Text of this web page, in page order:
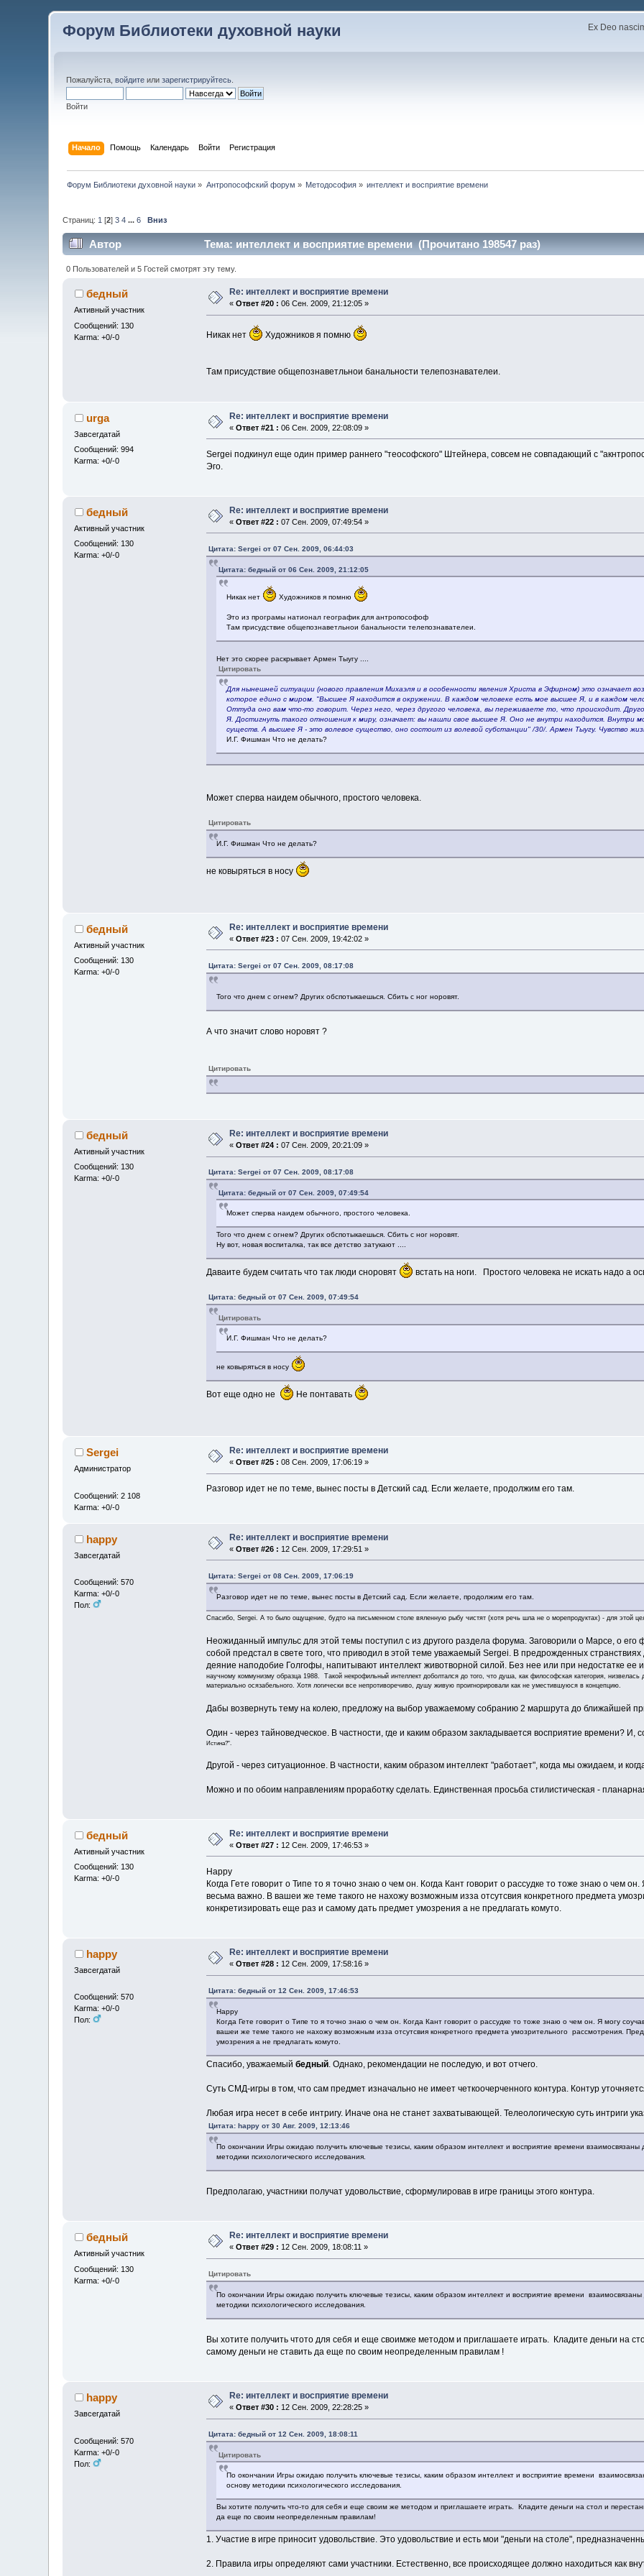
Форум Библиотеки духовной науки Ex Deo
Пожалуйста,войдите илизарегистрируйтесь
Войти
Начало Помощь Календарь Войти Регистрация
Форум Библиотеки духовной науки » Антропософский форум » Методософия » интеллект и восприятие времени
Страниц: 1 [2]3 4 ...6 Вниз
Автор Тема: интеллект и восприятие времени (Прочитано 198547 раз)
0 Пользователей и 5 Гостей смотрят эту тему.
бедный
Активный участник
Сообщений: 130
Karma: +0/-0
Re: интеллект и восприятие времени
«Ответ #20 : 06 Сен. 2009, 21:12:05 »
Никак нет Художников я помню
Tам присудствие общепознаветльнои банальности телепознавателеи.
urga
Завсегдатай
Сообщений: 994
Karma: +0/-0
Re: интеллект и восприятие времени
«Ответ #21 : 06 Сен. 2009, 22:08:09 »
Sergei подкинул еще один пример раннего "теософского" Штейнера, совсем не совпадающий с
Эго.
бедный
Активный участник
Сообщений: 130
Karma: +0/-0
Re: интеллект и восприятие времени
«Ответ #22 : 07 Сен. 2009, 07:49:54 »
Цитата: Sergei от 07 Сен. 2009, 06:44:03
Цитата: бедный от 06 Сен. 2009, 21:12:05
Никак нет Художников я помню
Это из програмы натионал географик для антропософоф
Tам присудствие общепознаветльнои банальности телепознавателеи.
Нет это скорее раскрывает Армен Тыугу ....
Цитировать
Для нынешней ситуации (нового правления Михаэля и в особенности явления Христа в Эфирном) это означает
которое едино с миром. "Высшее Я находится в окружении. В каждом человеке есть мое высшее Я, и в каждом
Оттуда оно вам что-то говорит. Через него, через другого человека, вы переживаете то, что происходит.
Я. Достигнуть такого отношения к миру, означает: вы нашли свое высшее Я. Оно не внутри находится. Внутри
существ. А высшее Я - это волевое существо, оно состоит из волевой субстанции" /30/. Армен Тыугу. Чувство
И.Г. Фишман Что не делать?
Может сперва наидем обычного, простого человека.
Цитировать
И.Г. Фишман Что не делать?
не ковыряться в носу
бедный
Активный участник
Сообщений: 130
Karma: +0/-0
Re: интеллект и восприятие времени
«Ответ #23 : 07 Сен. 2009, 19:42:02 »
Цитата: Sergei от 07 Сен. 2009, 08:17:08
Того что днем с огнем? Других обспотыкаешься. Сбить с ног норовят.
А что значит слово норовят ?
Цитировать
бедный
Активный участник
Сообщений: 130
Karma: +0/-0
Re: интеллект и восприятие времени
«Ответ #24 : 07 Сен. 2009, 20:21:09 »
Цитата: Sergei от 07 Сен. 2009, 08:17:08
Цитата: бедный от 07 Сен. 2009, 07:49:54
Может сперва наидем обычного, простого человека.
Того что днем с огнем? Других обспотыкаешься. Сбить с ног норовят.
Ну вот, новая воспиталка, так все детство затукают ....
Даваите будем считать что так люди сноровят встать на ноги. Простого человека не искать надо а
Цитата: бедный от 07 Сен. 2009, 07:49:54
Цитировать
И.Г. Фишман Что не делать?
не ковыряться в носу
Вот еще одно не Не понтавать
Sergei
Администратор
Сообщений: 2 108
Karma: +0/-0
Re: интеллект и восприятие времени
«Ответ #25 : 08 Сен. 2009, 17:06:19 »
Разговор идет не по теме, вынес посты в Детский сад. Если желаете, продолжим его там.
happy
Завсегдатай
Сообщений: 570
Karma: +0/-0
Пол:
Re: интеллект и восприятие времени
«Ответ #26 : 12 Сен. 2009, 17:29:51 »
Цитата: Sergei от 08 Сен. 2009, 17:06:19
Разговор идет не по теме, вынес посты в Детский сад. Если желаете, продолжим его там.
Спасибо, Sergei. А то было ощущение, будто на письменном столе вяленную рыбу чистят (хотя речь шла не о морепродуктах) - для этой
Неожиданный импульс для этой темы поступил с из другого раздела форума. Заговорили о Марсе, о
собой предстал в свете того, что приводил в этой теме уважаемый Sergei. В предрожденных
деяние наподобие Голгофы, напитывают интеллект животворной силой. Без нее или при недостатке ее
научному коммунизму образца 1988. Такой некрофильный интеллект доболтался до того, что душа, как философская категория, низвелась
материально осязабельного. Хотя логически все непротиворечиво, душу живую проигнорировали как не уместившуюся в концепцию.
Дабы возвернуть тему на колею, предложу на выбор уважаемому собранию 2 маршрута до ближайшей
Один - через тайноведческое. В частности, где и каким образом закладывается восприятие времени? И,
Истина?".
Другой - через ситуационное. В частности, каким образом интеллект "работает", когда мы ожидаем, и
Можно и по обоим направлениям проработку сделать. Единственная просьба стилистическая -
бедный
Активный участник
Сообщений: 130
Karma: +0/-0
Re: интеллект и восприятие времени
«Ответ #27 : 12 Сен. 2009, 17:46:53 »
Happy
Когда Гете говорит о Типе то я точно знаю о чем он. Когда Кант говорит о рассудке то тоже знаю о чем он.
весьма важно. В вашеи же теме такого не нахожу возможным изза отсутсвия конкретного предмета
конкретизировать еще раз и самому дать предмет умозрения а не предлагать комуто.
happy
Завсегдатай
Сообщений: 570
Karma: +0/-0
Пол:
Re: интеллект и восприятие времени
«Ответ #28 : 12 Сен. 2009, 17:58:16 »
Цитата: бедный от 12 Сен. 2009, 17:46:53
Happy
Когда Гете говорит о Типе то я точно знаю о чем он. Когда Кант говорит о рассудке то тоже знаю о чем он. Я могу
вашеи же теме такого не нахожу возможным изза отсутсвия конкретного предмета умозрительного рассмотрения.
умозрения а не предлагать комуто.
Спасибо, уважаемый бедный. Однако, рекомендации не последую, и вот отчего.
Суть СМД-игры в том, что сам предмет изначально не имеет четкоочерченного контура. Контур
Любая игра несет в себе интригу. Иначе она не станет захватывающей. Телеологическую суть интриги
Цитата: happy от 30 Авг. 2009, 12:13:46
По окончании Игры ожидаю получить ключевые тезисы, каким образом интеллект и восприятие времени взаимосвязаны
методики психологического исследования.
Предполагаю, участники получат удовольствие, сформулировав в игре границы этого контура.
бедный
Активный участник
Сообщений: 130
Karma: +0/-0
Re: интеллект и восприятие времени
«Ответ #29 : 12 Сен. 2009, 18:08:11 »
Цитировать
По окончании Игры ожидаю получить ключевые тезисы, каким образом интеллект и восприятие времени взаимосвязаны
методики психологического исследования.
Вы хотите получить чтото для себя и еще своимже методом и приглашаете играть. Кладите деньги на
самому деньги не ставить да еще по своим неопределенным правилам !
happy
Завсегдатай
Сообщений: 570
Karma: +0/-0
Пол:
Re: интеллект и восприятие времени
«Ответ #30 : 12 Сен. 2009, 22:28:25 »
Цитата: бедный от 12 Сен. 2009, 18:08:11
Цитировать
По окончании Игры ожидаю получить ключевые тезисы, каким образом интеллект и восприятие времени
основу методики психологического исследования.
Вы хотите получить что-то для себя и еще своим же методом и приглашаете играть. Кладите деньги на стол и
да еще по своим неопределенным правилам!
1. Участие в игре приносит удовольствие. Это удовольствие и есть мои "деньги на столе",
2. Правила игры определяют сами участники. Естественно, все происходящее должно находиться как